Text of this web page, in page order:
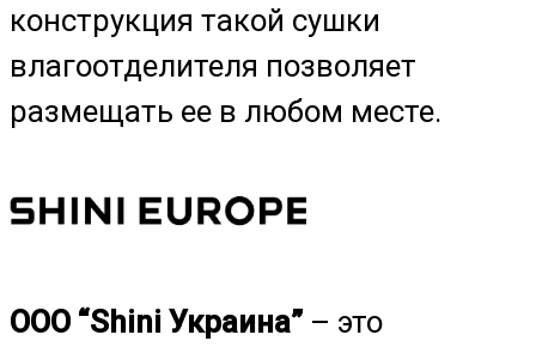
конструкция такой сушки
влагоотделителя позволяет
размещать ее в любом месте.
ООО “Shini Украина” – это